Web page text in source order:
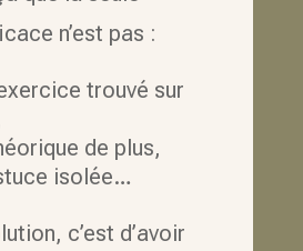
n’est pas :
trouvé sur
de plus,
isolée…
c’est d’avoir